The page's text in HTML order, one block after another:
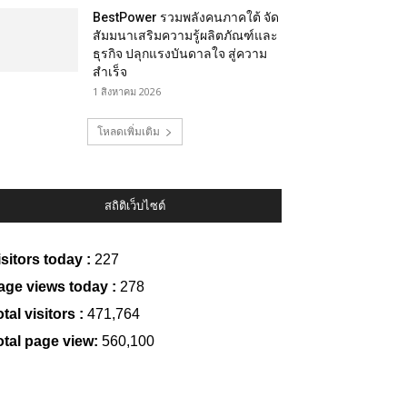
BestPower รวมพลังคนภาคใต้ จัด
สัมมนาเสริมความรู้ผลิตภัณฑ์และ
ธุรกิจ ปลุกแรงบันดาลใจ สู่ความ
สำเร็จ
1 สิงหาคม 2026
โหลดเพิ่มเติม
สถิติเว็บไซต์
today : 227
views today : 278
visitors : 471,764
page view: 560,100